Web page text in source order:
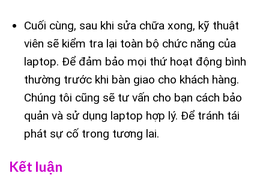
Cuối cùng, sau khi sửa chữa xong, kỹ thuật
viên sẽ kiểm tra lại toàn bộ chức năng của
laptop. Để đảm bảo mọi thứ hoạt động bình
thường trước khi bàn giao cho khách hàng.
Chúng tôi cũng sẽ tư vấn cho bạn cách bảo
quản và sử dụng laptop hợp lý. Để tránh tái
phát sự cố trong tương lai.
Kết luận